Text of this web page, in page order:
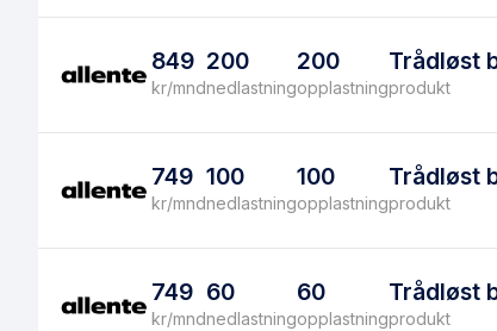
849
kr/mnd
200
nedlastning
200
opplastning
Trådløst
produkt
749
kr/mnd
100
nedlastning
100
opplastning
Trådløst
produkt
749
kr/mnd
60
nedlastning
60
opplastning
Trådløst
produkt